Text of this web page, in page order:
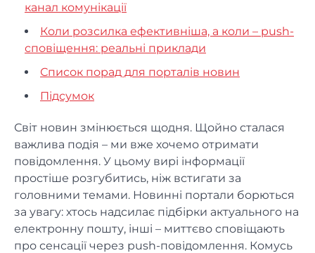
канал комунікації
Коли розсилка ефективніша, а коли – push-
сповіщення: реальні приклади
Список порад для порталів новин
Підсумок
Світ новин змінюється щодня. Щойно сталася
важлива подія – ми вже хочемо отримати
повідомлення. У цьому вирі інформації
простіше розгубитись, ніж встигати за
головними темами. Новинні портали борються
за увагу: хтось надсилає підбірки актуального на
електронну пошту, інші – миттєво сповіщають
про сенсації через push-повідомлення. Комусь